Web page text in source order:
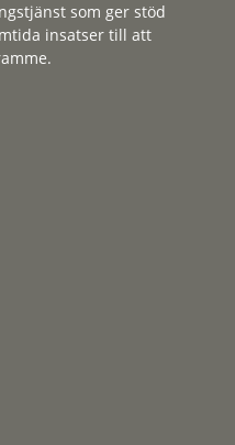
som ger stöd
insatser till att